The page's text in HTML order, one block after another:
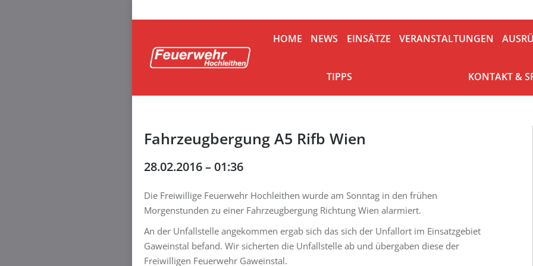
HOME NEWS EINSÄTZE VERANSTALTUNGEN
TIPPS KONTAKT &
Fahrzeugbergung A5 Rifb Wien
28.02.2016 – 01:36
Die Freiwillige Feuerwehr Hochleithen wurde am Sonntag in den frühen
Morgenstunden zu einer Fahrzeugbergung Richtung Wien alarmiert.
An der Unfallstelle angekommen ergab sich das sich der Unfallort im Einsatzgebiet
Gaweinstal befand. Wir sicherten die Unfallstelle ab und übergaben diese der
Freiwilligen Feuerwehr Gaweinstal.
HOME NEWS EINSÄTZE VERANSTALTUNGEN